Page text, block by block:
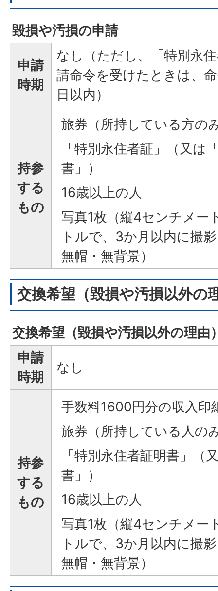
毀損や汚損の申請
申請
時期
なし（ただし、「特別永
請命令を受けたときは、
日以内）
持参
する
もの
旅券（所持している方の
「特別永住者証」（又は
書」）
16歳以上の人
写真1枚（縦4センチメー
トルで、3か月以内に撮
無帽・無背景）
交換希望（毀損や汚損以外の
交換希望（毀損や汚損以外の理由
申請
時期
なし
持参
する
もの
手数料1600円分の収入印
旅券（所持している人の
「特別永住者証明書」（
書」）
16歳以上の人
写真1枚（縦4センチメー
トルで、3か月以内に撮
無帽・無背景）